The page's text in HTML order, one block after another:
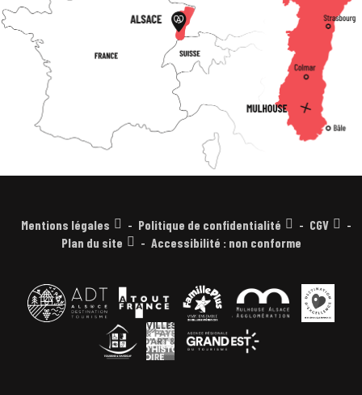
Mentions légales Politique de confidentialité
CGV
Plan du site
Accessibilité : non conforme